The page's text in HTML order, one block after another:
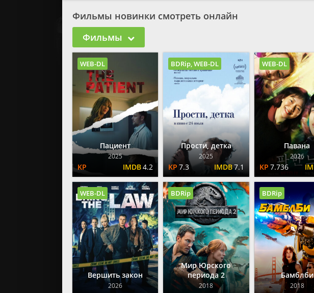
2024
2026
2025
2024
2021
2020
Американские
Французские
Немецкие
2025
2024
2023
Фильмы новинки смотреть онлайн
Фильмы
Пациент
2025
4.2
WEB-DL
Прости, детка
2025
7.3 7.1
BDRip, WEB-DL
Павана
2026
7.736
WEB-DL
Вершить закон
2026
WEB-DL
Мир Юрского
периода 2
2018
BDRip
Бамблби
2018
BDRip